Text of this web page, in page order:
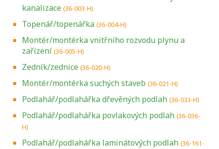
kanalizace (36-003-H)
Topenář/topenářka (36-004-H)
Montér/montérka vnitřního rozvodu plynu a
zařízení (36-005-H)
Zedník/zednice (36-020-H)
Montér/montérka suchých staveb (36-021-H)
Podlahář/podlahářka dřevěných podlah (36-033-H)
Podlahář/podlahářka povlakových podlah (36-036-
H)
Podlahář/podlahářka laminátových podlah (36-161-